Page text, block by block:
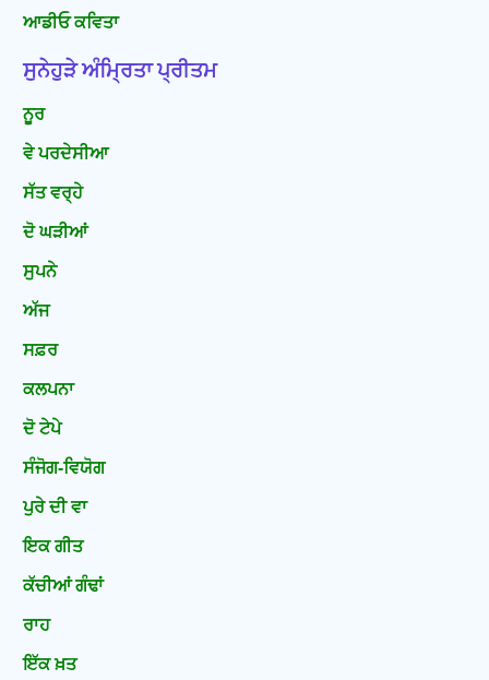
ਆਡੀਓ ਕਵਿਤਾ
ਸੁਨੇਹੁੜੇ ਅੰਮ੍ਰਿਤਾ ਪ੍ਰੀਤਮ
ਨੂਰ
ਵੇ ਪਰਦੇਸੀਆ
ਸੱਤ ਵਰ੍ਹੇ
ਦੋ ਘੜੀਆਂ
ਸੁਪਨੇ
ਅੱਜ
ਸਫ਼ਰ
ਕਲਪਨਾ
ਦੋ ਟੇਪੇ
ਸੰਜੋਗ-ਵਿਯੋਗ
ਪੁਰੇ ਦੀ ਵਾ
ਇਕ ਗੀਤ
ਕੱਚੀਆਂ ਗੰਢਾਂ
ਰਾਹ
ਇੱਕ ਖ਼ਤ